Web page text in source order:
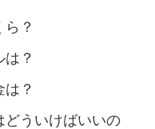
？
？
？
ういけばいいの